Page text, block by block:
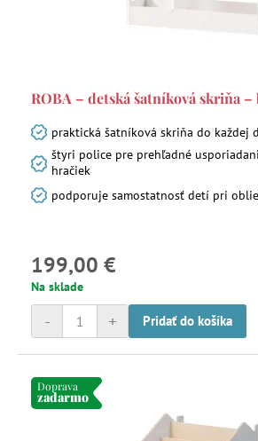
ROBA – detská šatníková skriňa –
praktická šatníková skriňa do každej
štyri police pre prehľadné
hračiek
podporuje samostatnosť detí pri
199,00 €
Na sklade
+
- Pridať do košíka
Doprava
zadarmo